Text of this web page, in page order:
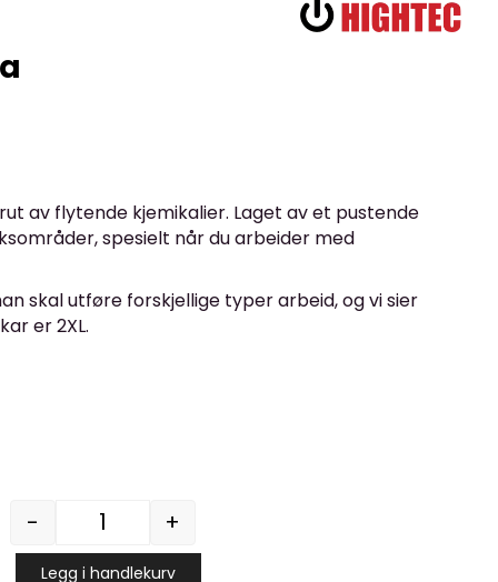
av flytende kjemikalier. Laget av et pustende
spesielt når du arbeider med
skal utføre forskjellige typer arbeid, og vi sier
er 2XL.
HIGHTEC Støvdrakt Blå - Cat III Type 5/6
- +
Legg i handlekurv